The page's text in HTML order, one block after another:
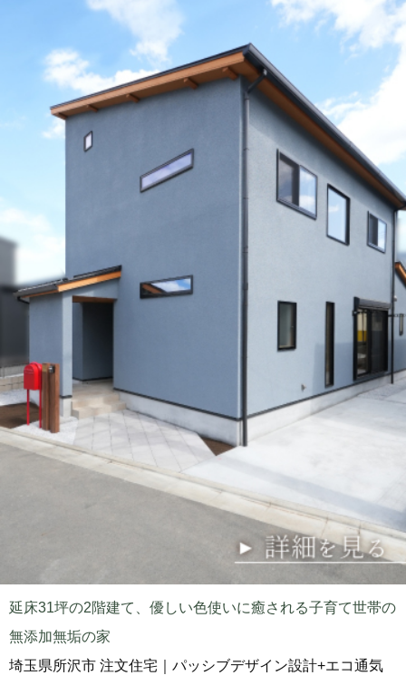
延床31坪の2階建て、優しい色使いに癒される子育て世帯の
無添加無垢の家
埼玉県所沢市 注文住宅｜パッシブデザイン設計+エコ通気